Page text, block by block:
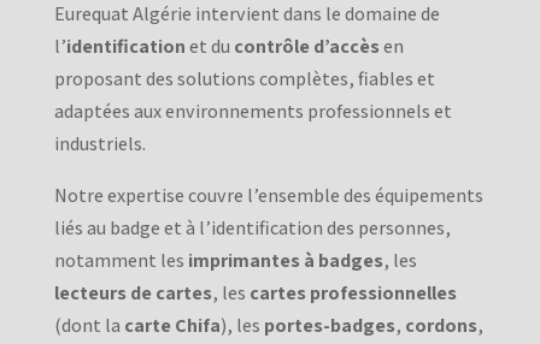
Eurequat Algérie intervient dans le domaine de
l’identificationet du contrôle d’accèsen
proposant des solutions complètes, fiables et
adaptées aux environnements professionnels et
industriels.
Notre expertise couvre l’ensemble des équipements
liés au badge et à l’identification des personnes,
notamment les imprimantes à badges, les
lecteurs de cartes, les cartes professionnelles
(dont la carte Chifa), les portes-badges, cordons,